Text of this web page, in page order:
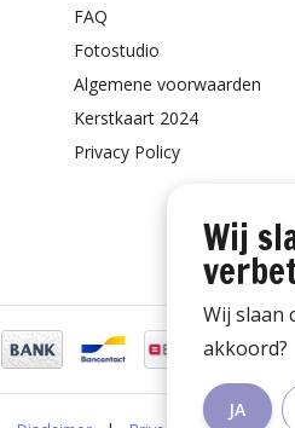
FAQ
Fotostudio
Algemene voorwaarden
Kerstkaart 2024
Privacy Policy
Wij
Wij slaan
akkoord?
JA